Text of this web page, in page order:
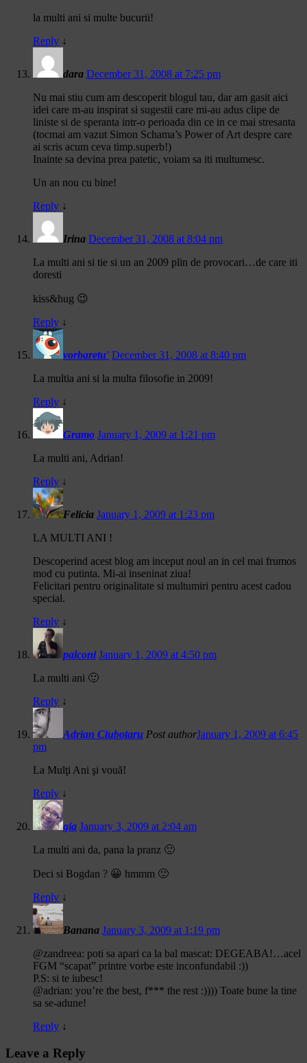
la multi ani si multe bucurii!
Reply ↓
dara December 31, 2008 at 7:25 pm
Nu mai stiu cum am descoperit blogul tau, dar am gasit aici
idei care m-au inspirat si sugestii care mi-au adus clipe de
liniste si de speranta intr-o perioada din ce in ce mai stresanta
(tocmai am vazut Simon Schama’s Power of Art despre care
ai scris acum ceva timp.superb!)
Inainte sa devina prea patetic, voiam sa iti multumesc.
Un an nou cu bine!
Reply ↓
Irina December 31, 2008 at 8:04 pm
La multi ani si tie si un an 2009 plin de provocari…de care iti
doresti
kiss&hug 😉
Reply ↓
vorbaretu' December 31, 2008 at 8:40 pm
La multia ani si la multa filosofie in 2009!
Reply ↓
Gramo January 1, 2009 at 1:21 pm
La multi ani, Adrian!
Reply ↓
Felicia January 1, 2009 at 1:23 pm
LA MULTI ANI !
Descoperind acest blog am inceput noul an in cel mai frumos
mod cu putinta. Mi-ai inseninat ziua!
Felicitari pentru originalitate si multumiri pentru acest cadou
special.
Reply ↓
palconi January 1, 2009 at 4:50 pm
La multi ani 🙂
Reply ↓
Adrian Ciubotaru Post authorJanuary 1, 2009 at 6:45
pm
La Mulţi Ani şi vouă!
Reply ↓
gia January 3, 2009 at 2:04 am
La multi ani da, pana la pranz 🙂
Deci si Bogdan ? 😀 hmmm 🙂
Reply ↓
Banana January 3, 2009 at 1:19 pm
@zandreea: poti sa apari ca la bal mascat: DEGEABA!…acel
FGM “scapat” printre vorbe este inconfundabil :))
P.S: si te iubesc!
@adrian: you’re the best, f*** the rest :)))) Toate bune la tine
sa se-adune!
Reply ↓
Leave a Reply